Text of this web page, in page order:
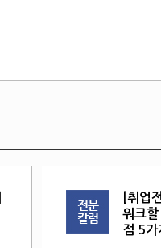
[취업
워크할
점 5가